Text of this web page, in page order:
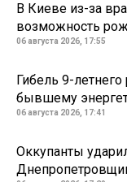
В Киеве из-за
возможность
06 августа 2026, 17:55
Гибель 9-
бывшему
06 августа 2026, 17:41
Оккупанты